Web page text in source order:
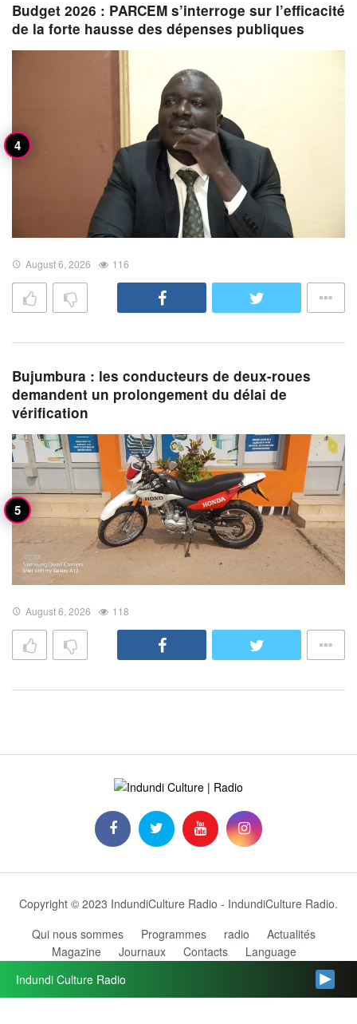
Budget 2026 : PARCEM s’interroge sur l’efficacité
de la forte hausse des dépenses publiques
August 6, 2026 116
Bujumbura : les conducteurs de deux-roues
demandent un prolongement du délai de
vérification
August 6, 2026 118
Copyright © 2023 IndundiCulture Radio - IndundiCulture Radio.
Qui nous sommes
Programmes radio
Actualités
Magazine
Journaux Contacts
Language
Indundi Culture Radio